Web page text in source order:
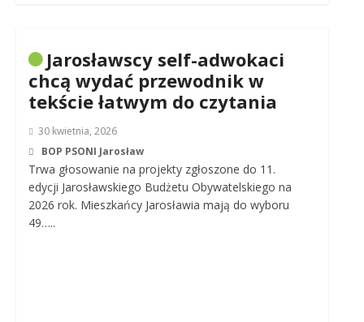
Jarosławscy self-adwokaci
chcą wydać przewodnik w
tekście łatwym do czytania
30 kwietnia, 2026
BOP PSONI Jarosław
Trwa głosowanie na projekty zgłoszone do 11.
edycji Jarosławskiego Budżetu Obywatelskiego na
2026 rok. Mieszkańcy Jarosławia mają do wyboru
49…..